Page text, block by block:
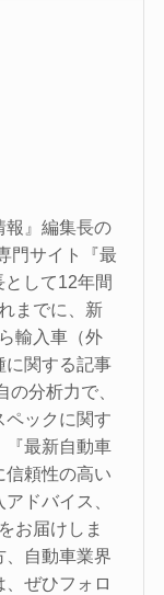
報』編集長の
門サイト『最
して12年間
までに、新
輸入車（外
に関する記事
分析力で、
ペックに関す
『最新自動車
信頼性の高い
ドバイス、
お届けしま
、自動車業界
ぜひフォロ